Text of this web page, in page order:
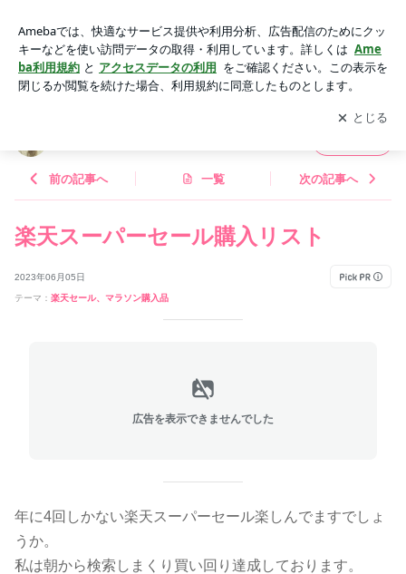
アプリをダウンロードして ブログの更新通知
を受け取りまし
ょう。
開く
前の記事へ 一覧 次の記事へ
楽天スーパーセール購入リスト
2023年06月05日
テーマ： 楽天セール、マラソン購入品
広告を表示できませんでした
年に4回しかない楽天スーパーセール楽しんでますでしょ
うか。
私は朝から検索しまくり買い回り達成しております。